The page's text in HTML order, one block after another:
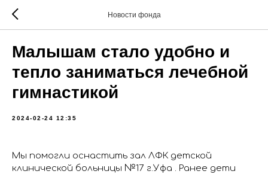
Новости фонда
Малышам стало удобно и
тепло заниматься лечебной
гимнастикой
2024-02-24 12:35
Мы помогли оснастить зал ЛФК детской
клинической больницы №17 г.Уфа . Ранее дети